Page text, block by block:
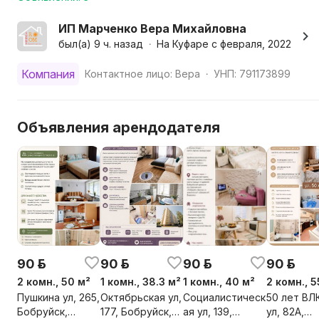
Мы позаботились и о вашем комфорте:
-Современная мебель
-Smart TV в каждой комнате ( ОНЛАЙН -
150 каналов)
-Свежие белье и полотенца
А также :
-Удобная оплата (нал., б/н, ЕРИП )
-Быстрое заселение
-Отчетные документы командированным
-Программа лояльности
Здесь ваше утро всегда будет добрым!
Важно:
*Не сдаётся для проведения мероприятий и лицам
*Возможна предоплата при заселении в выходные (
ИП Марченко Вера Михайловна
был(а) 9 ч. назад • На Куфаре с февраля, 2022
Компания Контактное лицо: Вера • УНП: 791173899
Объявления арендодателя
90 р.
2 комн., 50 м²
Пушкина ул, 265,
Бобруйск,
90 р.
1 комн., 38.3 м²
Октябрьская ул,
177, Бобруйск,
90 р.
1 комн., 40 м²
Социалистическ
ая ул, 139,
90 р.
2 комн.,
50 лет
ул, 82А,